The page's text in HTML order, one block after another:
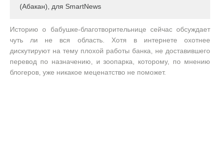
(Абакан), для SmartNews
Историю о бабушке-благотворительнице сейчас обсуждает
чуть ли не вся область. Хотя в интернете охотнее
дискутируют на тему плохой работы банка, не доставившего
перевод по назначению, и зоопарка, которому, по мнению
блогеров, уже никакое меценатство не поможет.